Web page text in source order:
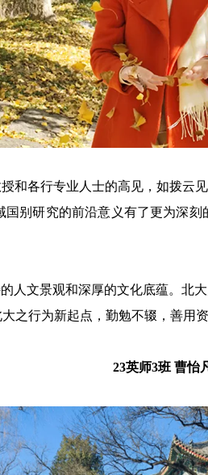
和各行专业人士的高见，如拨云
别研究的前沿意义有了更为深
人文景观和深厚的文化底蕴。北
之行为新起点，勤勉不辍，善用
23英师3班 曹怡